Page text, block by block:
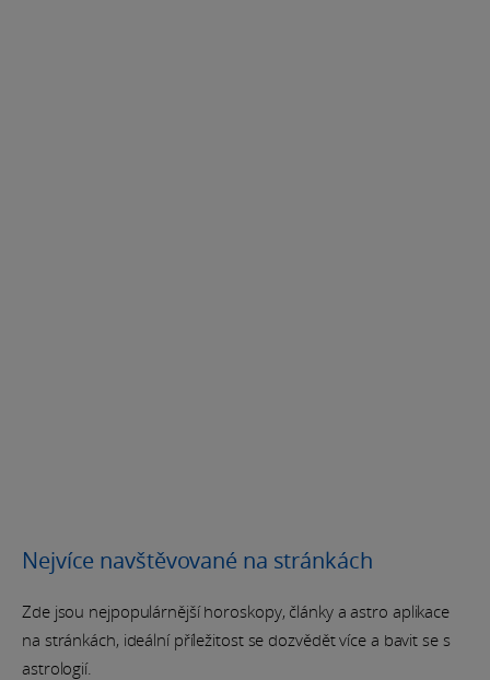
Nejvíce navštěvované na stránkách
Zde jsou nejpopulárnější horoskopy, články a astro aplikace
na stránkách, ideální příležitost se dozvědět více a bavit se s
astrologií.